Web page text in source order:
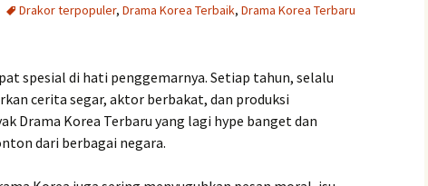
Drakor terpopuler, Drama Korea Terbaik, Drama Korea Terbaru
spesial di hati penggemarnya. Setiap tahun, selalu
cerita segar, aktor berbakat, dan produksi
Drama Korea Terbaru yang lagi hype banget dan
dari berbagai negara.